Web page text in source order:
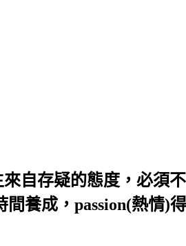
自存疑的態度，必須
情)得變